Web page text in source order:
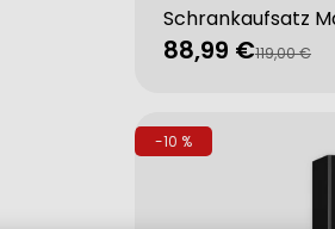
Schrankaufsatz
Verkaufspreis
88,99 €
Regulärer119,00 €
-10 %